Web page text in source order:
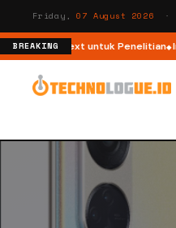
Friday,07 August 2026 ·
BREAKING untuk Penelitian